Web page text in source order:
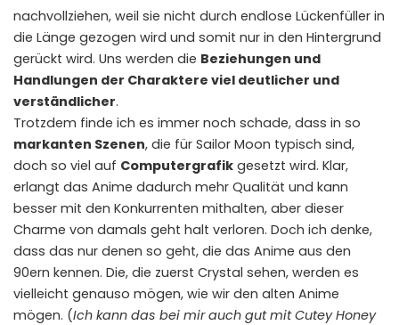
nachvollziehen, weil sie nicht durch endlose Lückenfüller in
die Länge gezogen wird und somit nur in den Hintergrund
gerückt wird. Uns werden die Beziehungen und
Handlungen der Charaktere viel deutlicher und
verständlicher.
Trotzdem finde ich es immer noch schade, dass in so
markanten Szenen, die für Sailor Moon typisch sind,
doch so viel auf Computergrafik gesetzt wird. Klar,
erlangt das Anime dadurch mehr Qualität und kann
besser mit den Konkurrenten mithalten, aber dieser
Charme von damals geht halt verloren. Doch ich denke,
dass das nur denen so geht, die das Anime aus den
90ern kennen. Die, die zuerst Crystal sehen, werden es
vielleicht genauso mögen, wie wir den alten Anime
mögen. (Ich kann das bei mir auch gut mit Cutey Honey